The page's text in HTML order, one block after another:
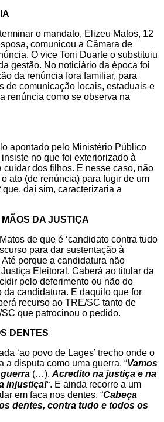
o mandato, Elizeu Matos, 12
comunicou a Câmara de
O vice Toni Duarte o substituiu
gestão. No noticiário da época foi
da renúncia fora familiar, para
de comunicação locais, estaduais e
renúncia como se observa na
apontado pelo Ministério Público
no que foi exteriorizado à
cuidar dos filhos. E nesse caso, não
ato (de renúncia) para fugir de um
que, daí sim, caracterizaria a
DA JUSTIÇA
de que é ‘candidato contra tudo
para dar sustentação à
porque a candidatura não
Eleitoral. Caberá ao titular da
pelo deferimento ou não do
da candidatura. E daquilo que for
recurso ao TRE/SC tanto de
que patrocinou o pedido.
DENTES
‘ao povo de Lages’ trecho onde o
a disputa como uma guerra. “Vamos
(…). Acredito na justiça e na
injustiça!“. E ainda recorre a um
em faca nos dentes. “Cabeça
dentes, contra tudo e todos os